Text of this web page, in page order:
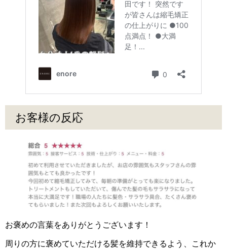
お客様の反応
お褒めの言葉をありがとうございます！
周りの方に褒めていただける髪を維持できるよう、これか